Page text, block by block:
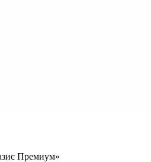
Премиум»